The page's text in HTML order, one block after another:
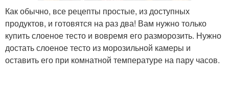
Как обычно, все рецепты простые, из доступных
продуктов, и готовятся на раз два! Вам нужно только
купить слоеное тесто и вовремя его разморозить. Нужно
достать слоеное тесто из морозильной камеры и
оставить его при комнатной температуре на пару часов.